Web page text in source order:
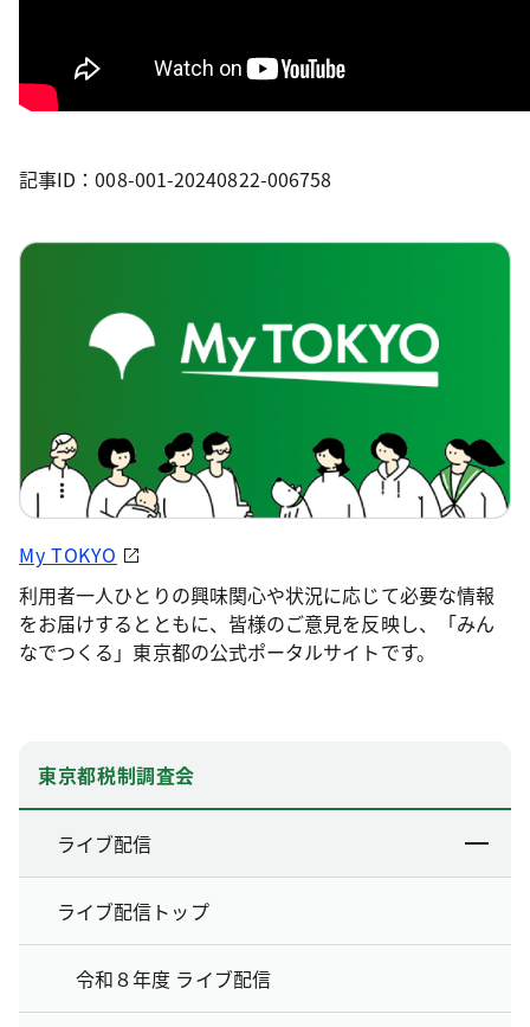
記事ID：008-001-20240822-006758
My TOKYO
利用者一人ひとりの興味関心や状況に応じて必要な情報
をお届けするとともに、皆様のご意見を反映し、「みん
なでつくる」東京都の公式ポータルサイトです。
東京都税制調査会
ライブ配信
ライブ配信トップ
令和８年度 ライブ配信